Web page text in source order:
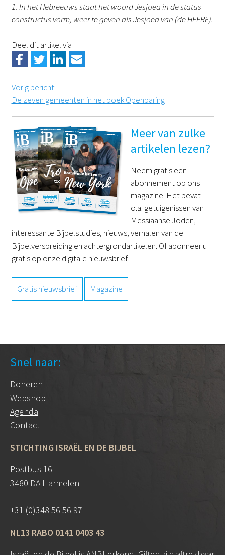
1. In het Hebreeuws staat het woord Jesjoea in de status
constructus vorm, weer te geven als Jesjoea van (de HEERE).
Deel dit artikel via
Vorig bericht:
De zeven gemeenten in het boek Openbaring
Meer van zulke
artikelen lezen?
Neem gratis een
abonnement op ons
magazine. Het bevat
o.a. getuigenissen van
Messiaanse Joden,
interessante Bijbelstudies, nieuws, verhalen van de
Bijbelverspreiding en achtergrondartikelen. Of abonneer u
gratis op onze digitale nieuwsbrief.
Gratis nieuwsbrief Magazine
Snel naar:
Doneren
Webshop
Agenda
Contact
STICHTING ISRAËL EN DE BIJBEL
Postbus 16
3480 DA Harmelen
+31 (0)348 56 56 97
NL13 RABO 0141 0403 43